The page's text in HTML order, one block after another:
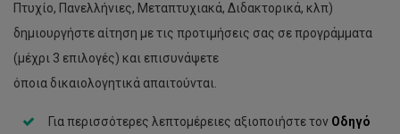
Πτυχίο, Πανελλήνιες, Μεταπτυχιακά, Διδακτορικά, κλπ)
δημιουργήστε αίτηση με τις προτιμήσεις σας σε προγράμματα
(μέχρι 3 επιλογές) και επισυνάψετε
όποια δικαιολογητικά απαιτούνται.
Για περισσότερες λεπτομέρειες αξιοποιήστε τον Οδηγό